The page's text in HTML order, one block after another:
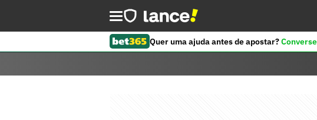
Quer uma ajuda antes de apostar?